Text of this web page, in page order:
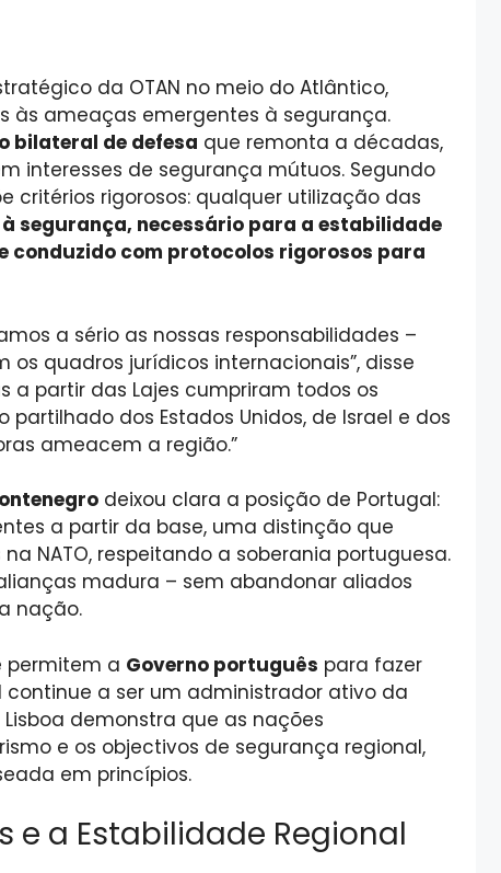
da OTAN no meio do Atlântico,
às ameaças emergentes à segurança.
bilateral de defesa que remonta a décadas,
interesses de segurança mútuos. Segundo
critérios rigorosos: qualquer utilização das
segurança, necessário para a estabilidade
conduzido com protocolos rigorosos para
a sério as nossas responsabilidades –
quadros jurídicos internacionais”, disse
a partir das Lajes cumpriram todos os
dos Estados Unidos, de Israel e dos
ameacem a região.”
deixou clara a posição de Portugal:
a partir da base, uma distinção que
NATO, respeitando a soberania portuguesa.
madura – sem abandonar aliados
nação.
permitem a Governo português para fazer
a ser um administrador ativo da
demonstra que as nações
e os objectivos de segurança regional,
em princípios.
e a Estabilidade Regional